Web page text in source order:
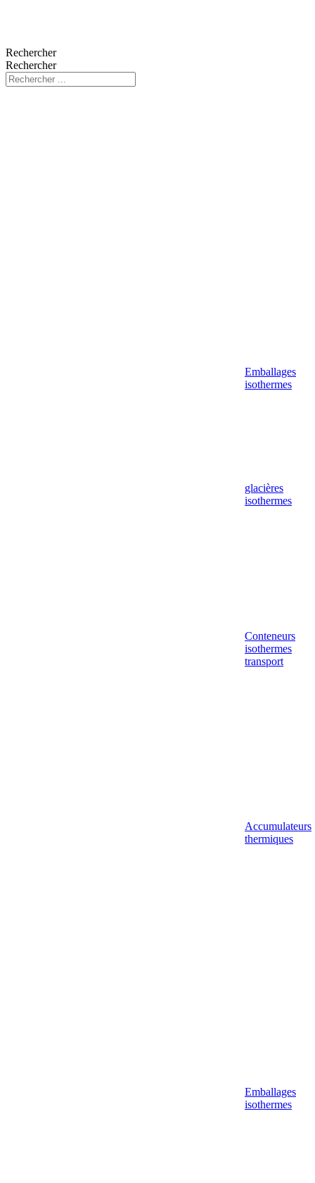
Rechercher
Rechercher
Emballages
isothermes
glacières
isothermes
Conteneurs
isothermes
transport
Accumulateurs
thermiques
Emballages
isothermes